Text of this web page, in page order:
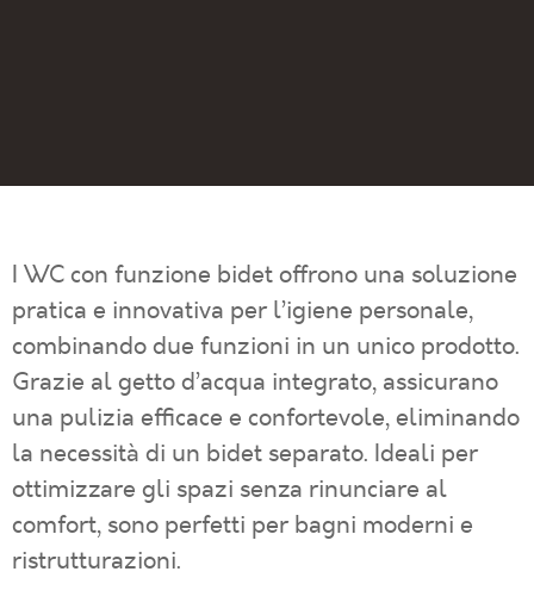
I WC con funzione bidet offrono una soluzione
pratica e innovativa per l’igiene personale,
combinando due funzioni in un unico prodotto.
Grazie al getto d’acqua integrato, assicurano
una pulizia efficace e confortevole, eliminando
la necessità di un bidet separato. Ideali per
ottimizzare gli spazi senza rinunciare al
comfort, sono perfetti per bagni moderni e
ristrutturazioni.